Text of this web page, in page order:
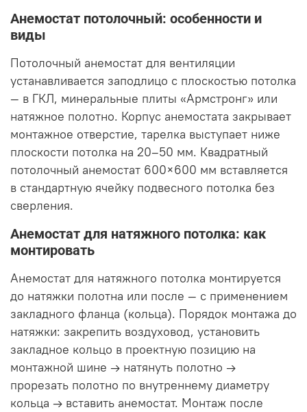
Анемостат потолочный: особенности и
виды
Потолочный анемостат для вентиляции
устанавливается заподлицо с плоскостью потолка
— в ГКЛ, минеральные плиты «Армстронг» или
натяжное полотно. Корпус анемостата закрывает
монтажное отверстие, тарелка выступает ниже
плоскости потолка на 20–50 мм. Квадратный
потолочный анемостат 600×600 мм вставляется
в стандартную ячейку подвесного потолка без
сверления.
Анемостат для натяжного потолка: как
монтировать
Анемостат для натяжного потолка монтируется
до натяжки полотна или после — с применением
закладного фланца (кольца). Порядок монтажа до
натяжки: закрепить воздуховод, установить
закладное кольцо в проектную позицию на
монтажной шине → натянуть полотно →
прорезать полотно по внутреннему диаметру
кольца → вставить анемостат. Монтаж после